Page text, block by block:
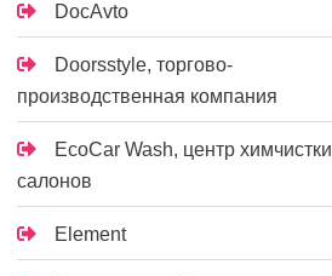
DocAvto
Doorsstyle, торгово-
производственная компания
EcoCar Wash, центр химчистки
салонов
Element